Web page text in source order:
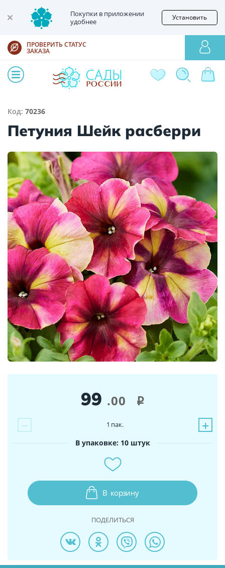
Покупки в приложении
удобнее
Установить
ПРОВЕРИТЬ СТАТУС
ЗАКАЗА
Код: 70236
Петуния Шейк расберри
99 .00 i
− +
1 пак.
В упаковке: 10 штук
В корзину
ПОДЕЛИТЬСЯ